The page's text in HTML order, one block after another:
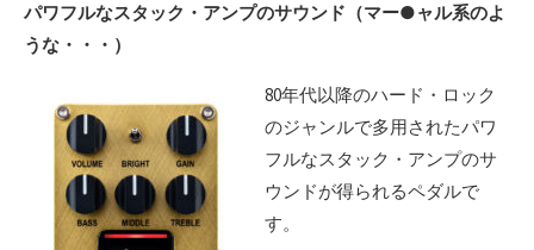
パワフルなスタック・アンプのサウンド（マー●ャル系のよ
うな・・・）
80年代以降のハード・ロック
のジャンルで多用されたパワ
フルなスタック・アンプのサ
ウンドが得られるペダルで
す。